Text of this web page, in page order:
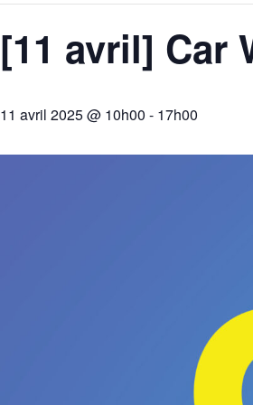
[11 avril] Car
11 avril 2025 @ 10h00 - 17h00